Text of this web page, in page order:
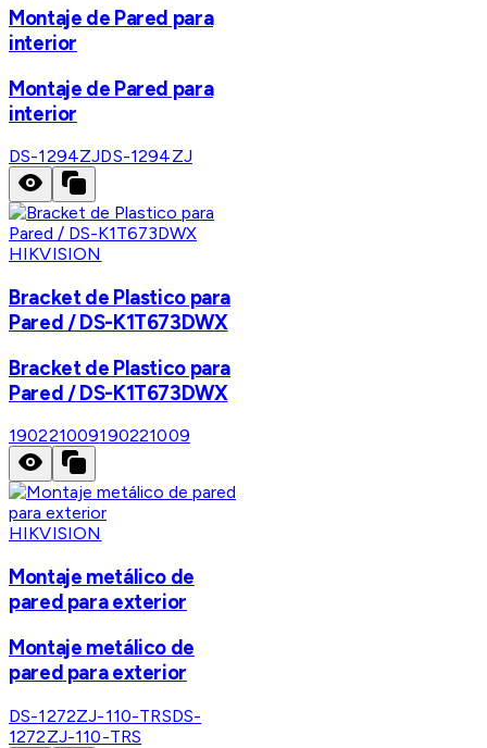
Montaje de Pared para
interior
Montaje de Pared para
interior
DS-1294ZJDS-1294ZJ
HIKVISION
Bracket de Plastico para
Pared / DS-K1T673DWX
Bracket de Plastico para
Pared / DS-K1T673DWX
190221009190221009
HIKVISION
Montaje metálico de
pared para exterior
Montaje metálico de
pared para exterior
DS-1272ZJ-110-TRSDS-
1272ZJ-110-TRS